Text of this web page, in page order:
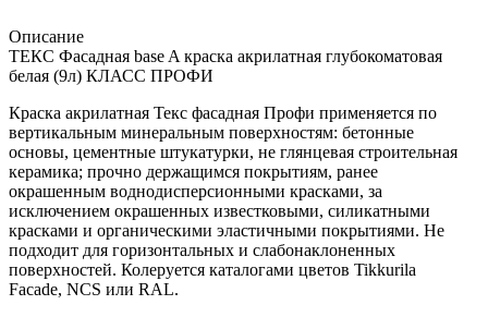
Описание
ТЕКС Фасадная base A краска акрилатная глубокоматовая
белая (9л) КЛАСС ПРОФИ
Краска акрилатная Текс фасадная Профи применяется по
вертикальным минеральным поверхностям: бетонные
основы, цементные штукатурки, не глянцевая строительная
керамика; прочно держащимся покрытиям, ранее
окрашенным воднодисперсионными красками, за
исключением окрашенных известковыми, силикатными
красками и органическими эластичными покрытиями. Не
подходит для горизонтальных и слабонаклоненных
поверхностей. Колеруется каталогами цветов Tikkurila
Facade, NCS или RAL.